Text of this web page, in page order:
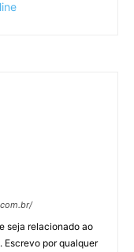
seja relacionado ao
Escrevo por qualquer